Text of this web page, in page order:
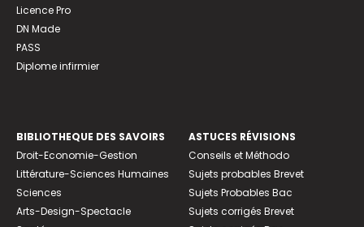
Licence Pro
DN Made
PASS
Diplome infirmier
BIBLIOTHEQUE DES SAVOIRS
Droit-Economie-Gestion
Littérature-Sciences Humaines
Sciences
Arts-Design-Spectacle
ASTUCES RÉVISIONS
Conseils et Méthodo
Sujets probables Brevet
Sujets Probables Bac
Sujets corrigés Brevet